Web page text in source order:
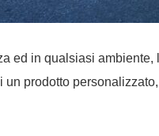
ed in qualsiasi
prodotto